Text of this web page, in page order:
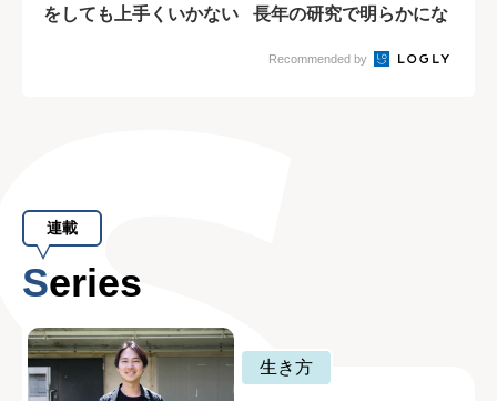
をしても上手くいかない
長年の研究で明らかにな
Recommended by
連載
Series
生き方